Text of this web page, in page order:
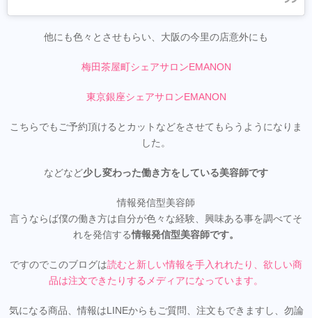
他にも色々とさせもらい、大阪の今里の店意外にも
梅田茶屋町シェアサロンEMANON
東京銀座シェアサロンEMANON
こちらでもご予約頂けるとカットなどをさせてもらうようになりま
した。
などなど少し変わった働き方をしている美容師です
情報発信型美容師
言うならば僕の働き方は自分が色々な経験、興味ある事を調べてそ
れを発信する情報発信型美容師です。
ですのでこのブログは読むと新しい情報を手入れれたり、欲しい商
品は注文できたりするメディアになっています。
気になる商品、情報はLINEからもご質問、注文もできますし、勿論